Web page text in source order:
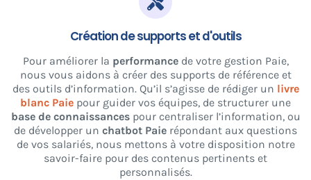
Création de supports et d'outils
Pour améliorer la performancede votre gestion Paie,
nous vous aidons à créer des supports de référence et
des outils d’information. Qu’il s’agisse de rédiger un livre
blanc Paie pour guider vos équipes, de structurer une
base de connaissancespour centraliser l’information, ou
de développer un chatbot Paie répondant aux questions
de vos salariés, nous mettons à votre disposition notre
savoir-faire pour des contenus pertinents et
personnalisés.